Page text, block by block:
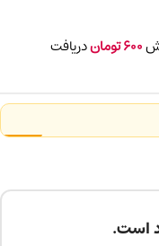
600توماندریافت
است.